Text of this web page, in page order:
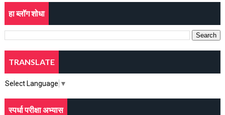
हा ब्लॉग शोधा
TRANSLATE
Select Language ▼
स्पर्धा परीक्षा अभ्यास